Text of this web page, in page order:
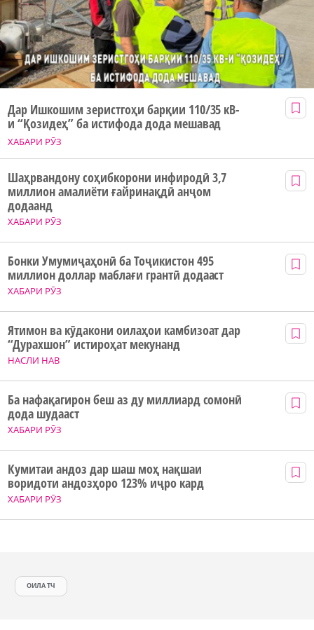
ХАБАРИ РӮЗ
Дар Ишкошим зеристгоҳи барқии 110/35 кВ-
и “Қозидеҳ” ба истифода дода мешавад
ХАБАРИ РӮЗ
Шаҳрвандону соҳибкорони инфиродӣ 3,7
миллион амалиёти ғайринақдӣ анҷом
додаанд
ХАБАРИ РӮЗ
Бонки Умумиҷаҳонӣ ба Тоҷикистон 495
миллион доллар маблағи грантӣ додааст
НАСЛИ НАВ
Ятимон ва кӯдакони оилаҳои камбизоат дар
“Дурахшон” истироҳат мекунанд
ХАБАРИ РӮЗ
Ба нафақагирон беш аз ду миллиард сомонӣ
дода шудааст
ХАБАРИ РӮЗ
Кумитаи андоз дар шаш моҳ нақшаи
воридоти андозҳоро 123% иҷро кард
ОИЛА ТЧ